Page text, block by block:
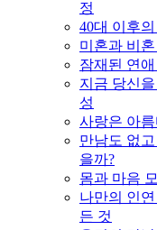
정
40대 이후
미혼과 비
잠재된 연
지금 당신
성
사랑은 아
만남도 없
을까?
몸과 마음
나만의 인
든 것